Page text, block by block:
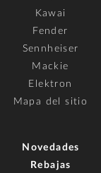
Kawai
Fender
Sennheiser
Mackie
Elektron
Mapa del sitio
Novedades
Rebajas